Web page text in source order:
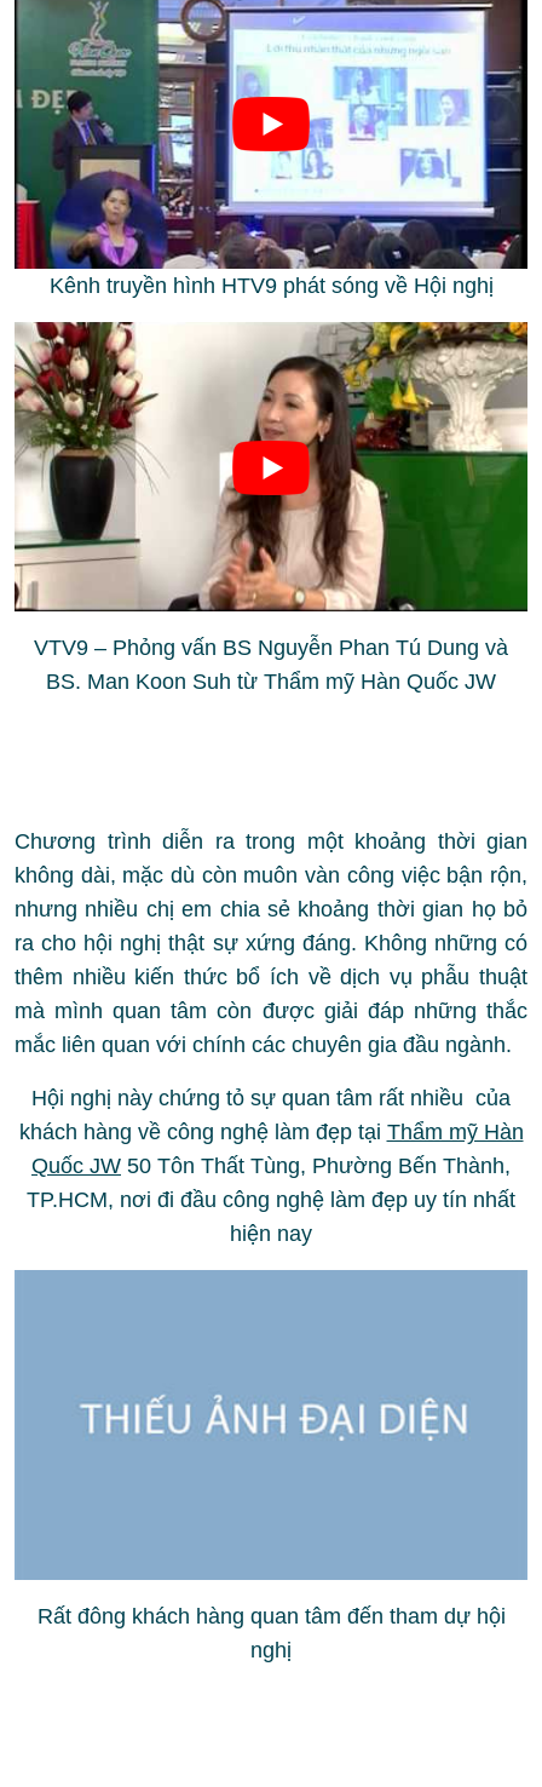
Kênh truyền hình HTV9 phát sóng về Hội nghị
VTV9 – Phỏng vấn BS Nguyễn Phan Tú Dung và
BS. Man Koon Suh từ Thẩm mỹ Hàn Quốc JW
Chương trình diễn ra trong một khoảng thời gian
không dài, mặc dù còn muôn vàn công việc bận rộn,
nhưng nhiều chị em chia sẻ khoảng thời gian họ bỏ
ra cho hội nghị thật sự xứng đáng. Không những có
thêm nhiều kiến thức bổ ích về dịch vụ phẫu thuật
mà mình quan tâm còn được giải đáp những thắc
mắc liên quan với chính các chuyên gia đầu ngành.
Hội nghị này chứng tỏ sự quan tâm rất nhiều của
khách hàng về công nghệ làm đẹp tại Thẩm mỹ Hàn
Quốc JW 50 Tôn Thất Tùng, Phường Bến Thành,
TP.HCM, nơi đi đầu công nghệ làm đẹp uy tín nhất
hiện nay
Rất đông khách hàng quan tâm đến tham dự hội
nghị